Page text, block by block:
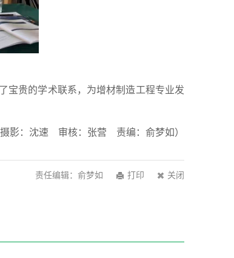
宝贵的学术联系，为增材制造工程专业发
影：沈速 审核：张营 责编：俞梦如）
关闭
打印
责任编辑：俞梦如